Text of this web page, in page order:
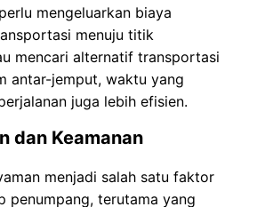
mengeluarkan biaya
menuju titik
mencari alternatif transportasi
antar-jemput, waktu yang
juga lebih efisien.
dan Keamanan
menjadi salah satu faktor
penumpang, terutama yang